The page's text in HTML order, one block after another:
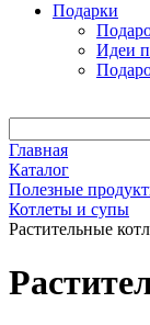
Подарки
Идеи
Главная
Каталог
Полезные
Котлеты и супы
Растительные